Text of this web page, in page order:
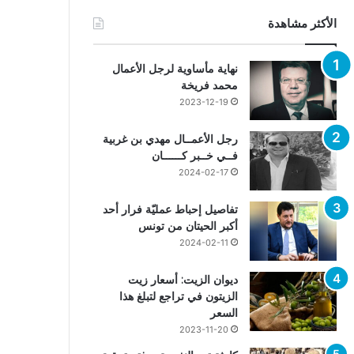
الأكثر مشاهدة
نهاية مأساوية لرجل الأعمال
محمد فريخة
2023-12-19
رجل الأعمــال مهدي بن غربية
فــي خــبر كــــــان
2024-02-17
تفاصيل إحباط عمليّة فرار أحد
أكبر الحيتان من تونس
2024-02-11
ديوان الزيت: أسعار زيت
الزيتون في تراجع لتبلغ هذا
السعر
2023-11-20